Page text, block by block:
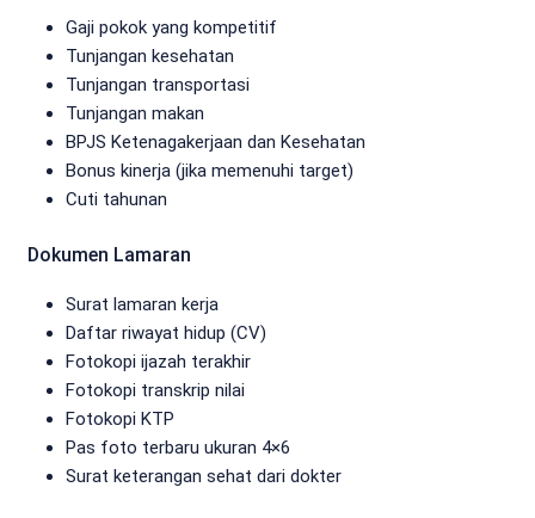
Gaji pokok yang kompetitif
Tunjangan kesehatan
Tunjangan transportasi
Tunjangan makan
BPJS Ketenagakerjaan dan Kesehatan
Bonus kinerja (jika memenuhi target)
Cuti tahunan
Dokumen Lamaran
Surat lamaran kerja
Daftar riwayat hidup (CV)
Fotokopi ijazah terakhir
Fotokopi transkrip nilai
Fotokopi KTP
Pas foto terbaru ukuran 4×6
Surat keterangan sehat dari dokter